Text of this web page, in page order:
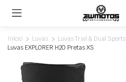
Início Luvas
Luvas Trail & Dual Sports
Luvas EXPLORER H2O Pretas XS